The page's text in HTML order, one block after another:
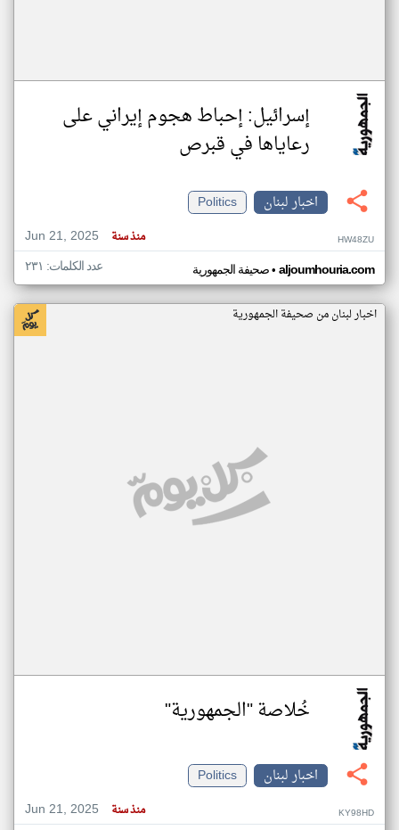
إسرائيل: إحباط هجوم إيراني على
رعاياها في قبرص
اخبار لبنان
Politics
Jun 21, 2025
منذ سنة HW48ZU
صحيفة الجمهورية• aljoumhouria.com عدد الكلمات: ٢٣١
اخبار لبنان من صحيفة الجمهورية
خُلاصة "الجمهورية"
اخبار لبنان
Politics
Jun 21, 2025
منذ سنة KY98HD